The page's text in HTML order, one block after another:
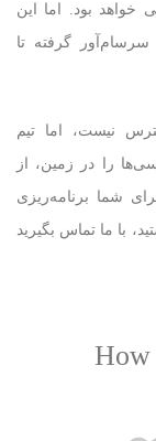
خواهد بود. اما این
گرفته تا
نیست، اما تیم
را در زمین، از
شما برنامه‌ریزی
با ما تماس بگیرید
How